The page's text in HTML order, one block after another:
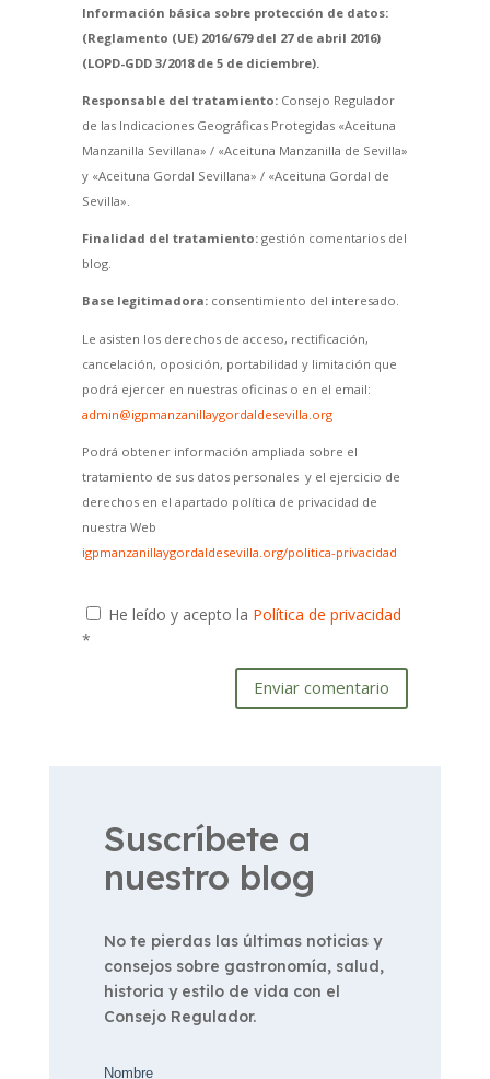
Información básica sobre protección de datos:
(Reglamento (UE) 2016/679 del 27 de abril 2016)
(LOPD-GDD 3/2018 de 5 de diciembre).
Responsable del tratamiento:Consejo Regulador
de las Indicaciones Geográficas Protegidas «Aceituna
Manzanilla Sevillana» / «Aceituna Manzanilla de Sevilla»
y «Aceituna Gordal Sevillana» / «Aceituna Gordal de
Sevilla».
Finalidad del tratamiento:gestión comentarios del
blog.
Base legitimadora:consentimiento del interesado.
Le asisten los derechos de acceso, rectificación,
cancelación, oposición, portabilidad y limitación que
podrá ejercer en nuestras oficinas o en el email:
admin@igpmanzanillaygordaldesevilla.org
Podrá obtener información ampliada sobre el
tratamiento de sus datos personales y el ejercicio de
derechos en el apartado política de privacidad de
nuestra Web
igpmanzanillaygordaldesevilla.org/politica-privacidad
He leído y acepto la Política de privacidad
*
Enviar comentario
Suscríbete a
nuestro blog
No te pierdas las últimas noticias y
consejos sobre gastronomía, salud,
historia y estilo de vida con el
Consejo Regulador.